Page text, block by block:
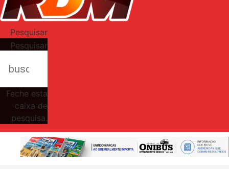
Pesquisar
Pesquisar
Feche esta
caixa de
pesquisa.